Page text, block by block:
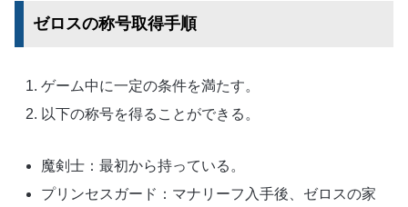
ゼロスの称号取得手順
ゲーム中に一定の条件を満たす。
以下の称号を得ることができる。
魔剣士：最初から持っている。
プリンセスガード：マナリーフ入手後、ゼロスの家